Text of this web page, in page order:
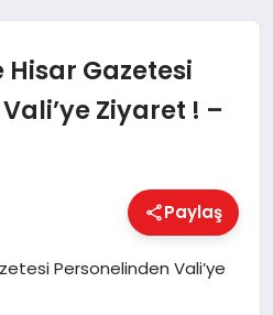
Gazetesi
Ziyaret ! –
Paylaş